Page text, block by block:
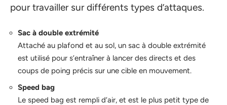
pour travailler sur différents types d’attaques.
Sac à double extrémité
Attaché au plafond et au sol, un sac à double extrémité
est utilisé pour s’entraîner à lancer des directs et des
coups de poing précis sur une cible en mouvement.
Speed bag
Le speed bag est rempli d’air, et est le plus petit type de